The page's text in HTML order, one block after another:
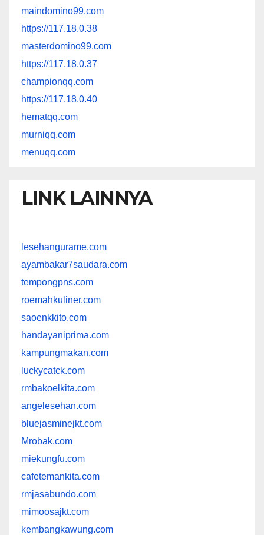
maindomino99.com
https://117.18.0.38
masterdomino99.com
https://117.18.0.37
championqq.com
https://117.18.0.40
hematqq.com
murniqq.com
menuqq.com
LINK LAINNYA
lesehangurame.com
ayambakar7saudara.com
tempongpns.com
roemahkuliner.com
saoenkkito.com
handayaniprima.com
kampungmakan.com
luckycatck.com
rmbakoelkita.com
angelesehan.com
bluejasminejkt.com
Mrobak.com
miekungfu.com
cafetemankita.com
rmjasabundo.com
mimoosajkt.com
kembangkawung.com